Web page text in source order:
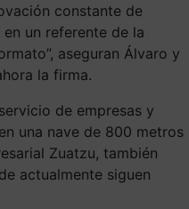
constante de
un referente de la
aseguran Álvaro y
la firma.
de empresas y
una nave de 800 metros
Zuatzu, también
actualmente siguen